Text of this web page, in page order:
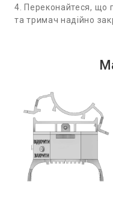
4. Переконайтеся, що
та тримач надійно